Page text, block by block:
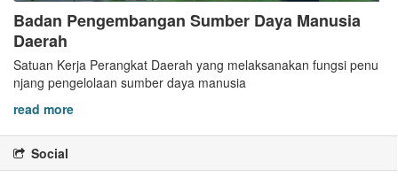
Badan Pengembangan Sumber Daya Manusia
Daerah
Satuan Kerja Perangkat Daerah yang melaksanakan fungsi penu
njang pengelolaan sumber daya manusia
read more
Social